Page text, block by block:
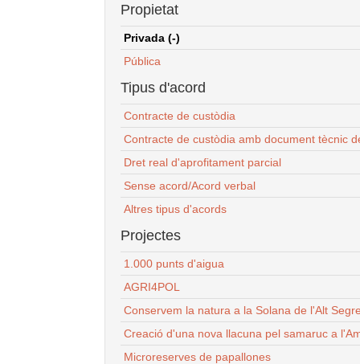
Propietat
Privada (-)
Pública
Tipus d'acord
Contracte de custòdia
Contracte de custòdia amb document tècnic
Dret real d'aprofitament parcial
Sense acord/Acord verbal
Altres tipus d'acords
Projectes
1.000 punts d'aigua
AGRI4POL
Conservem la natura a la Solana de l'Alt
Creació d'una nova llacuna pel samaruc a
Microreserves de papallones